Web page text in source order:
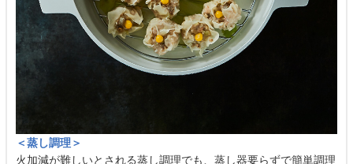
＜蒸し調理＞
火加減が難しいとされる蒸し調理でも、蒸し器要らずで簡単調理